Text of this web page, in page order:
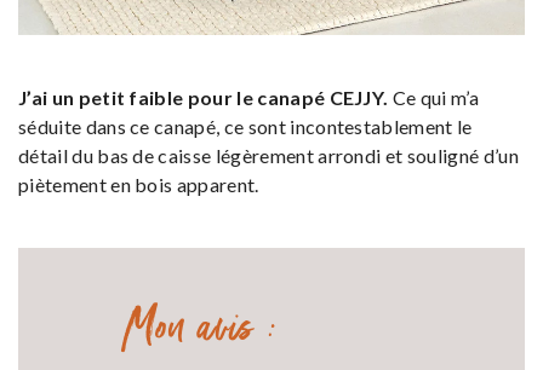
J’ai un petit faible pour le canapé CEJJY. Ce qui m’a
séduite dans ce canapé, ce sont incontestablement le
détail du bas de caisse légèrement arrondi et souligné d’un
piètement en bois apparent.
Mon avis :